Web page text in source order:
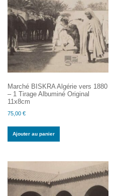
Marché BISKRA Algérie vers 1880
– 1 Tirage Albuminé Original
11x8cm
75,00 €
Ajouter au panier